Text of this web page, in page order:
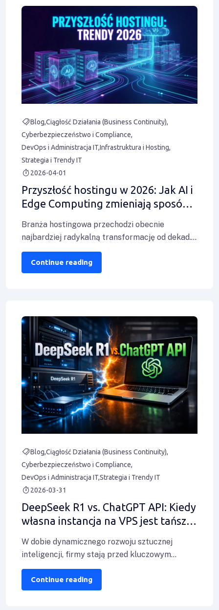
Blog Ciągłość Działania (Business Continuity)
Cyberbezpieczeństwo i Compliance
DevOps i Administracja ITInfrastruktura i Hosting
Strategia i Trendy IT
2026-04-01
Przyszłość hostingu w 2026: Jak AI i
Edge Computing zmieniają sposób,
Branża hostingowa przechodzi obecnie
najbardziej radykalną transformację od dekad.
Integracja sztucznej inteligencji, rozwój Edge
Computing oraz rosnące wymagania dotyczące
suwerenności
Continue reading
Blog Ciągłość Działania (Business Continuity)
Cyberbezpieczeństwo i Compliance
DevOps i Administracja ITStrategia i Trendy IT
2026-03-31
DeepSeek R1 vs. ChatGPT API: Kiedy
własna instancja na VPS jest tańsza i
W dobie dynamicznego rozwoju sztucznej
inteligencji, firmy stają przed kluczowym
dylematem: korzystać z gotowych rozwiązań
przez API, takich jak ChatGPT,
Continue reading